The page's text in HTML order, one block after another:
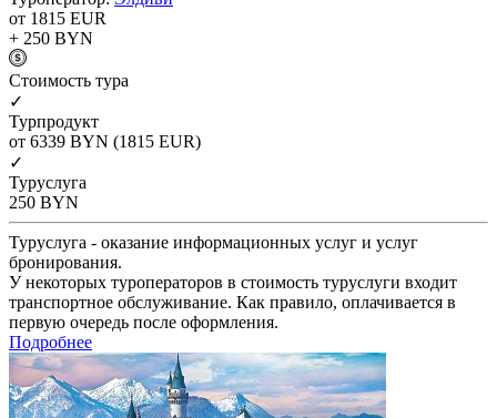
от 1815 EUR
+ 250 BYN
Cтоимость тура
✓
Турпродукт
от 6339 BYN (1815 EUR)
✓
Туруслуга
250 BYN
Туруслуга - оказание информационных услуг и услуг
бронирования.
У некоторых туроператоров в стоимость туруслуги входит
транспортное обслуживание. Как правило, оплачивается в
первую очередь после оформления.
Подробнее